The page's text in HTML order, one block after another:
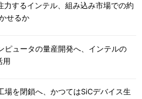
力するインテル、組み込み市場での約
せるか
ピュータの量産開発へ、インテルの
用
場を閉鎖へ、かつてはSiCデバイス生